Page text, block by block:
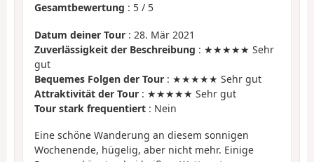
Gesamtbewertung : 5 / 5
Datum deiner Tour : 28. Mär 2021
Zuverlässigkeit der Beschreibung : ★★★★★ Sehr
gut
Bequemes Folgen der Tour : ★★★★★ Sehr gut
Attraktivität der Tour : ★★★★★ Sehr gut
Tour stark frequentiert : Nein
Eine schöne Wanderung an diesem sonnigen
Wochenende, hügelig, aber nicht mehr. Einige